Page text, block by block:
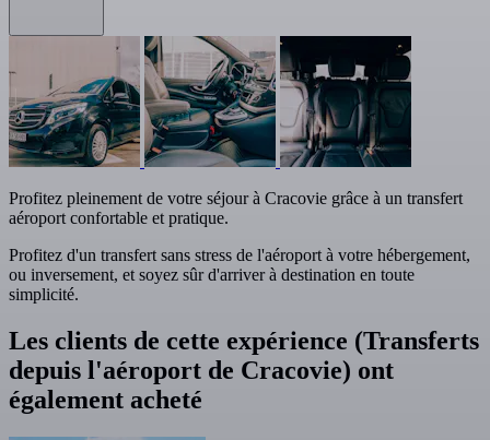
Profitez pleinement de votre séjour à Cracovie grâce à un transfert
aéroport confortable et pratique.
Profitez d'un transfert sans stress de l'aéroport à votre hébergement,
ou inversement, et soyez sûr d'arriver à destination en toute
simplicité.
Les clients de cette expérience (Transferts
depuis l'aéroport de Cracovie) ont
également acheté